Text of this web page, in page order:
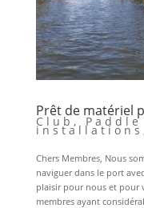
Prêt de matériel
Club ,
installations
Chers Membres, Nous
naviguer dans le port
plaisir pour nous et pour
membres ayant